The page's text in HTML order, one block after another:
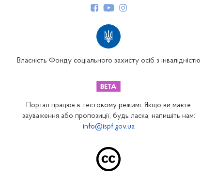
Закарпатське відділення
Запорізьке відділення
Власність Фонду соціального захисту осіб з інвалідністю
Портал працює в тестовому режимі. Якщо ви маєте
зауваження або пропозиції, будь ласка, напишіть нам:
info@ispf.gov.ua